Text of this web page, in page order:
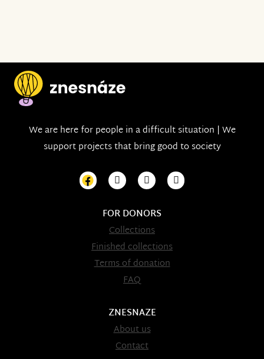
We are here for people in a difficult situation | We
support projects that bring good to society
FOR DONORS
Collections
Finished collections
Terms of donation
FAQ
ZNESNAZE
About us
Contact